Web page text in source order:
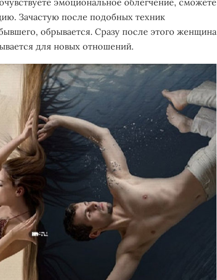
эмоциональное облегчение, сможете
Зачастую после подобных техник
обрывается. Сразу после этого женщина
для новых отношений.